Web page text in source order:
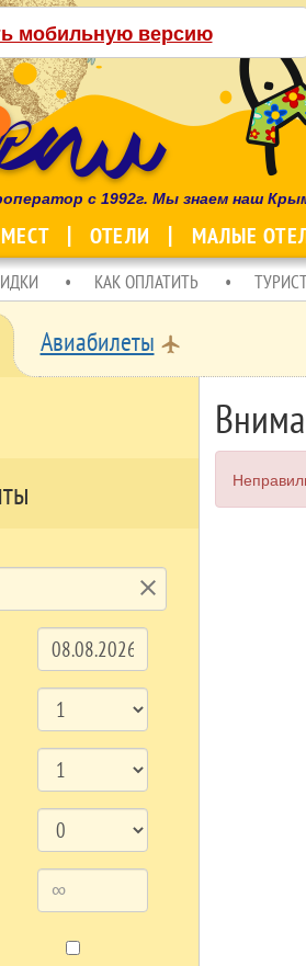
мобильную версию
с 1992г. Мы знаем наш
ОТЕЛИ МАЛЫЕ
КАК ОПЛАТИТЬ
Авиабилеты local_airport
clear